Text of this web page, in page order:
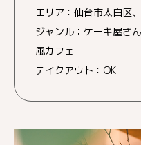
エリア：仙台市太白区
ジャンル：ケーキ屋さ
風カフェ
テイクアウト：OK